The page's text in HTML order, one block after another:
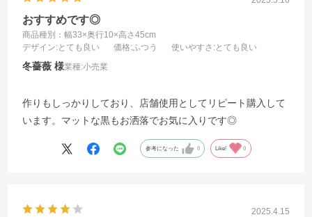
おすすめです◎
商品種別：幅33×奥行10×高さ45cm
デザイン:とても良い 価格:ふつう 使いやすさ :とても良い
冬薔薇 業種:小売業
作りもしっかりしており、店舗使用としてリピート購入して
います。マットな黒もお洒落でお気に入りです◎
参考になった 0 Like! 0
2025.4.15